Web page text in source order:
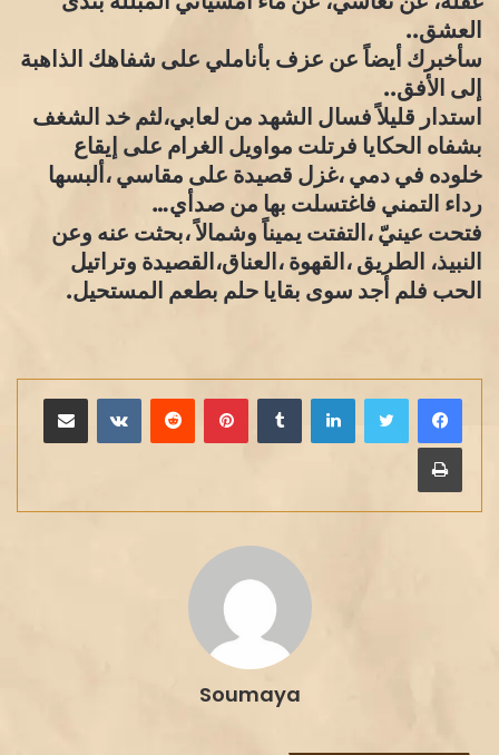
العشق..
سأخبرك أيضاً عن عزف بأناملي على شفاهك الذاهبة
إلى الأفق..
استدار قليلاً فسال الشهد من لعابي،لثم خد الشغف
بشفاه الحكايا فرتلت مواويل الغرام على إيقاع
خلوده في دمي ،غزل قصيدة على مقاسي ،ألبسها
رداء التمني فاغتسلت بها من صدأي…
فتحت عينيّ ،التفتت يميناً وشمالاً ،بحثت عنه وعن
النبيذ، الطريق ،القهوة ،العناق،القصيدة وتراتيل
الحب فلم أجد سوى بقايا حلم بطعم المستحيل.
لينكدإن بينتيريست مشاركة عبر البريد
طباعة
Soumaya